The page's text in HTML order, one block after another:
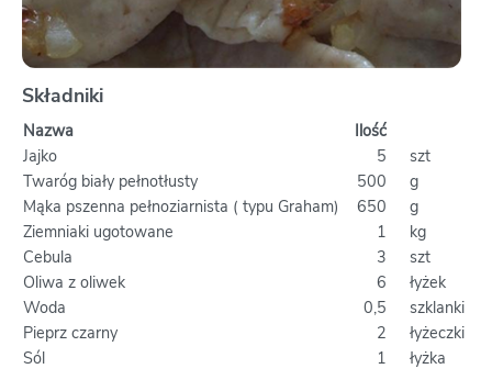
Składniki
Nazwa
Ilość
Jajko
5
szt
Twaróg biały pełnotłusty
500
g
Mąka pszenna pełnoziarnista ( typu Graham)
650
g
Ziemniaki ugotowane
1
kg
Cebula
3
szt
Oliwa z oliwek
6
łyżek
Woda
0,5
szklanki
Pieprz czarny
2
łyżeczki
Sól
1 łyżka